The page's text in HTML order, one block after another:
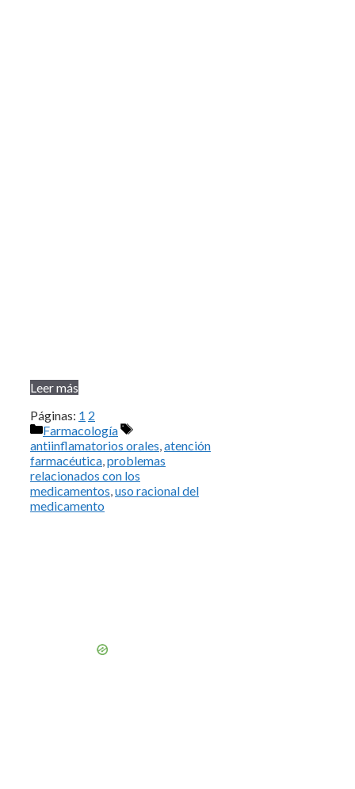
Leer más
Páginas: 1 2
Categorías
Farmacología
Etiquetas
antiinflamatorios orales,atención
farmacéutica,problemas
relacionados con los
medicamentos,uso racional del
medicamento